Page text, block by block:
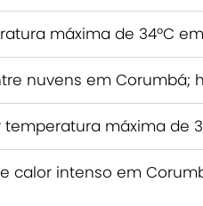
máxima de 34ºC
nuvens em Corumbá;
máxima de
calor intenso em